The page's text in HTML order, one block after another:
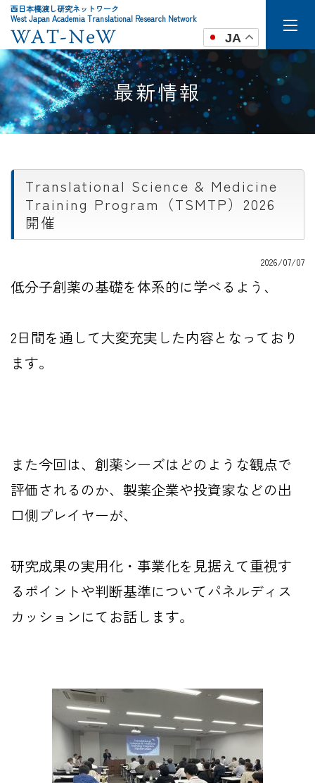
西日本橋渡し研究ネットワーク
West Japan Academia Translational Research Network
JA
最新情報
Translational Science & Medicine
Training Program（TSMTP）2026
開催
2026/07/07
低分子創薬の基礎を体系的に学べるよう、
2日間を通して大変充実した内容となっており
ます。
また今回は、創薬シーズはどのような観点で
評価されるのか、製薬企業や投資家などの出
口側プレイヤーが、
研究成果の実用化・事業化を見据えて重視す
るポイントや判断基準についてパネルディス
カッションにてお話します。